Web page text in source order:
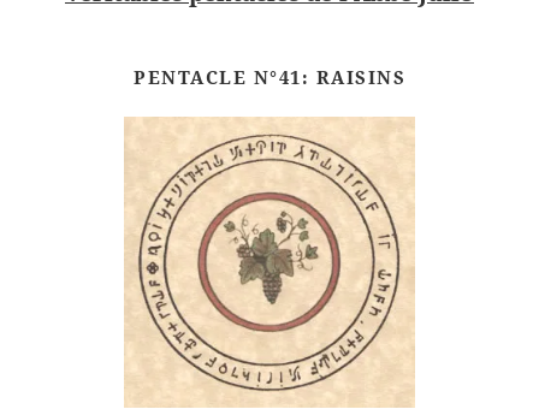
PENTACLE N°41: RAISINS